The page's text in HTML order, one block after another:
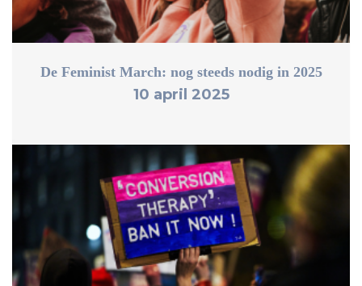
De Feminist March: nog steeds nodig in 2025
10 april 2025